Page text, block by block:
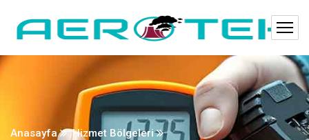
Anasayfa
Hizmet Bölgeleri